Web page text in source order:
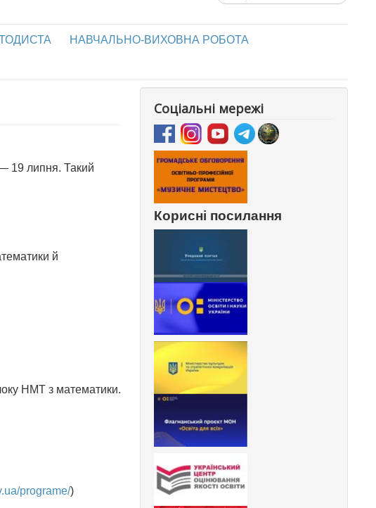
НАВЧАЛЬНО-ВИХОВНА РОБОТА
19 липня. Такий
й
НМТ з математики.
programe/)
Соціальні мережі
Корисні посилання